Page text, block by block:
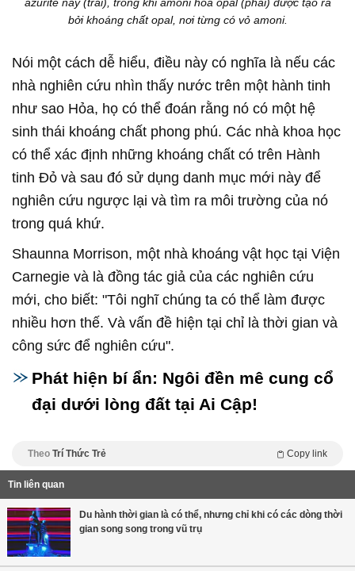
azurite này (trái), trong khi amoni hóa opal (phải) được tạo ra
bởi khoáng chất opal, nơi từng có vỏ amoni.
Nói một cách dễ hiểu, điều này có nghĩa là nếu các
nhà nghiên cứu nhìn thấy nước trên một hành tinh
như sao Hỏa, họ có thể đoán rằng nó có một hệ
sinh thái khoáng chất phong phú. Các nhà khoa học
có thể xác định những khoáng chất có trên Hành
tinh Đỏ và sau đó sử dụng danh mục mới này để
nghiên cứu ngược lại và tìm ra môi trường của nó
trong quá khứ.
Shaunna Morrison, một nhà khoáng vật học tại Viện
Carnegie và là đồng tác giả của các nghiên cứu
mới, cho biết: "Tôi nghĩ chúng ta có thể làm được
nhiều hơn thế. Và vấn đề hiện tại chỉ là thời gian và
công sức để nghiên cứu".
Phát hiện bí ẩn: Ngôi đền mê cung cổ
đại dưới lòng đất tại Ai Cập!
Theo Trí Thức Trẻ Copy link
Tin liên quan
Du hành thời gian là có thể, nhưng chỉ khi có các dòng thời
gian song song trong vũ trụ